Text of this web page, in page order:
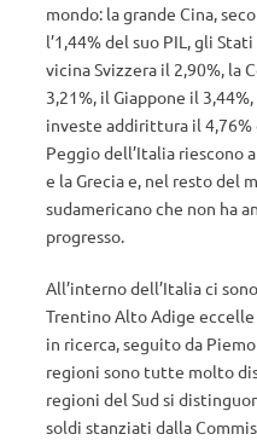
mondo: la grande Cina,
l’1,44% del suo PIL, gli
vicina Svizzera il 2,90%, la
3,21%, il Giappone il
investe addirittura il 4,76%
Peggio dell’Italia riescono
e la Grecia e, nel resto del
sudamericano che non ha
progresso.
All’interno dell’Italia ci
Trentino Alto Adige
in ricerca, seguito da
regioni sono tutte molto
regioni del Sud si
soldi stanziati dalla